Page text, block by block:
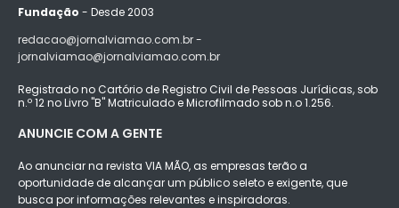
Fundação - Desde 2003
redacao@jornalviamao.com.br -
jornalviamao@jornalviamao.com.br
Registrado no Cartório de Registro Civil de Pessoas Jurídicas, sob
n.º 12 no Livro "B" Matriculado e Microfilmado sob n.o 1.256.
ANUNCIE COM A GENTE
Ao anunciar na revista VIA MÃO, as empresas terão a
oportunidade de alcançar um público seleto e exigente, que
busca por informações relevantes e inspiradoras.